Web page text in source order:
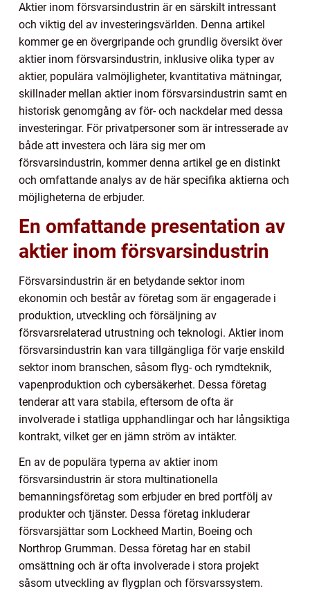
Aktier inom försvarsindustrin är en särskilt intressant
och viktig del av investeringsvärlden. Denna artikel
kommer ge en övergripande och grundlig översikt över
aktier inom försvarsindustrin, inklusive olika typer av
aktier, populära valmöjligheter, kvantitativa mätningar,
skillnader mellan aktier inom försvarsindustrin samt en
historisk genomgång av för- och nackdelar med dessa
investeringar. För privatpersoner som är intresserade av
både att investera och lära sig mer om
försvarsindustrin, kommer denna artikel ge en distinkt
och omfattande analys av de här specifika aktierna och
möjligheterna de erbjuder.
En omfattande presentation av
aktier inom försvarsindustrin
Försvarsindustrin är en betydande sektor inom
ekonomin och består av företag som är engagerade i
produktion, utveckling och försäljning av
försvarsrelaterad utrustning och teknologi. Aktier inom
försvarsindustrin kan vara tillgängliga för varje enskild
sektor inom branschen, såsom flyg- och rymdteknik,
vapenproduktion och cybersäkerhet. Dessa företag
tenderar att vara stabila, eftersom de ofta är
involverade i statliga upphandlingar och har långsiktiga
kontrakt, vilket ger en jämn ström av intäkter.
En av de populära typerna av aktier inom
försvarsindustrin är stora multinationella
bemanningsföretag som erbjuder en bred portfölj av
produkter och tjänster. Dessa företag inkluderar
försvarsjättar som Lockheed Martin, Boeing och
Northrop Grumman. Dessa företag har en stabil
omsättning och är ofta involverade i stora projekt
såsom utveckling av flygplan och försvarssystem.